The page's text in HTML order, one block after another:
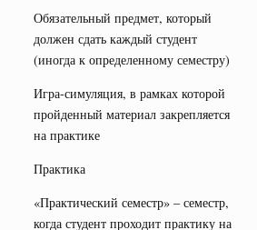
Обязательный предмет, который
должен сдать каждый студент
(иногда к определенному семестру)
Игра-симуляция, в рамках которой
пройденный материал закрепляется
на практике
Практика
«Практический семестр» – семестр,
когда студент проходит практику на